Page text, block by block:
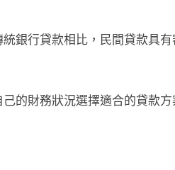
銀行貸款相比，民間貸款具
的財務狀況選擇適合的貸款方